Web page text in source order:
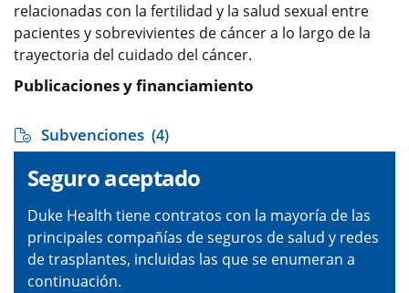
relacionadas con la fertilidad y la salud sexual entre
pacientes y sobrevivientes de cáncer a lo largo de la
trayectoria del cuidado del cáncer.
Publicaciones y financiamiento
Subvenciones (4)
Seguro aceptado
Duke Health tiene contratos con la mayoría de las
principales compañías de seguros de salud y redes
de trasplantes, incluidas las que se enumeran a
continuación.